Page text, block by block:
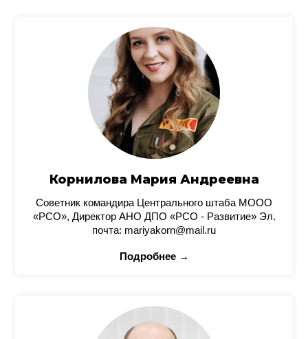
Корнилова Мария Андреевна
Советник командира Центрального штаба МООО
«РСО», Директор АНО ДПО «РСО - Развитие» Эл.
почта: mariyakorn@mail.ru
Подробнее →